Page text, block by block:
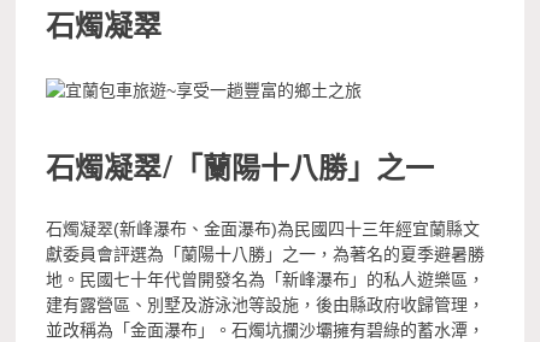
石燭凝翠
石燭凝翠/「蘭陽十八勝」之一
石燭凝翠(新峰瀑布、金面瀑布)為民國四十三年經宜蘭縣文
獻委員會評選為「蘭陽十八勝」之一，為著名的夏季避暑勝
地。民國七十年代曾開發名為「新峰瀑布」的私人遊樂區，
建有露營區、別墅及游泳池等設施，後由縣政府收歸管理，
並改稱為「金面瀑布」。石燭坑攔沙壩擁有碧綠的蓄水潭，